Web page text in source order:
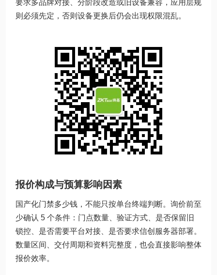
要求多品牌对接、分阶段改造或旧设备兼容，应用层规
则必须先定，否则设备更换后仍会出现权限混乱。
报价构成与预算影响因素
国产化门禁多少钱，不能只按单台终端判断。询价前至
少确认 5 个条件：门点数量、验证方式、是否保留旧
锁控、是否需要平台对接、是否要求信创服务器部署。
数量区间、交付周期和资料完整度，也会直接影响整体
报价效率。